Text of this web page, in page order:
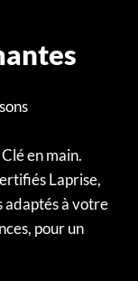
en main.
Laprise,
adaptés à votre
pour un